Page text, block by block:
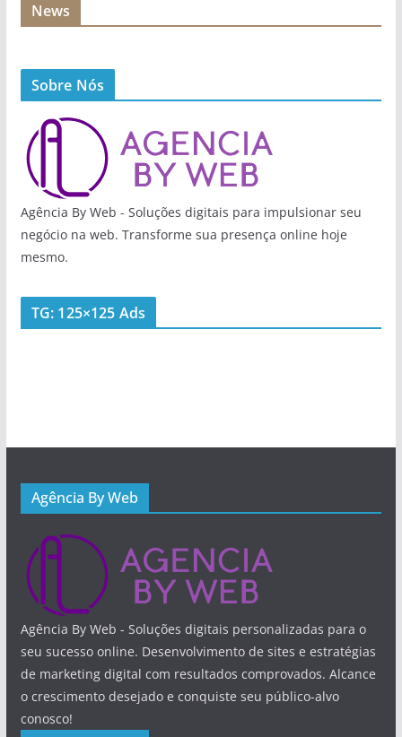
News
Sobre Nós
Agência By Web - Soluções digitais para impulsionar seu
negócio na web. Transforme sua presença online hoje
mesmo.
TG: 125×125 Ads
Agência By Web
Agência By Web - Soluções digitais personalizadas para o
seu sucesso online. Desenvolvimento de sites e estratégias
de marketing digital com resultados comprovados. Alcance
o crescimento desejado e conquiste seu público-alvo
conosco!